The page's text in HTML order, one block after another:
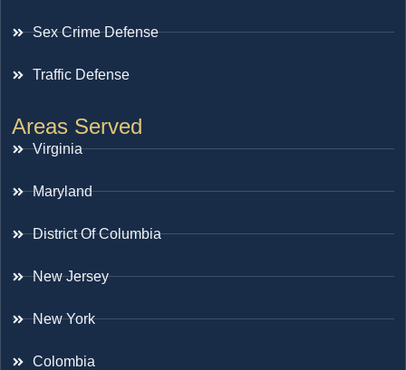
Sex Crime Defense
Traffic Defense
Areas Served
Virginia
Maryland
District Of Columbia
New Jersey
New York
Colombia